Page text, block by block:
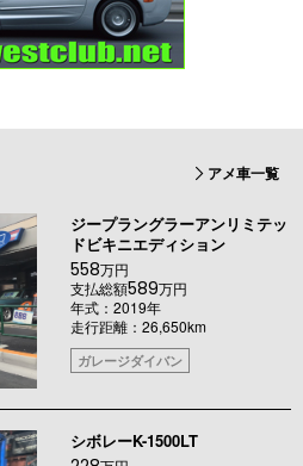
アメ車一覧
ジープラングラーアンリミテッ
ドビキニエディション
558万円
支払総額589万円
年式：2019年
走行距離：26,650km
ガレージダイバン
シボレーK-1500LT